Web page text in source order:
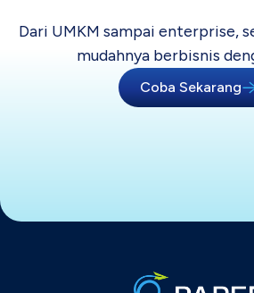
Dari UMKM sampai enterprise,
mudahnya berbisnis
Coba Sekarang